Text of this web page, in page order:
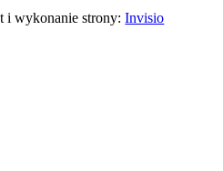
i wykonanie strony:Invisio